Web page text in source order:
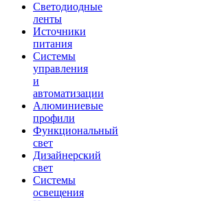
Светодиодные
ленты
Источники
питания
Системы
управления
и
автоматизации
Алюминиевые
профили
Функциональный
свет
Дизайнерский
свет
Системы
освещения